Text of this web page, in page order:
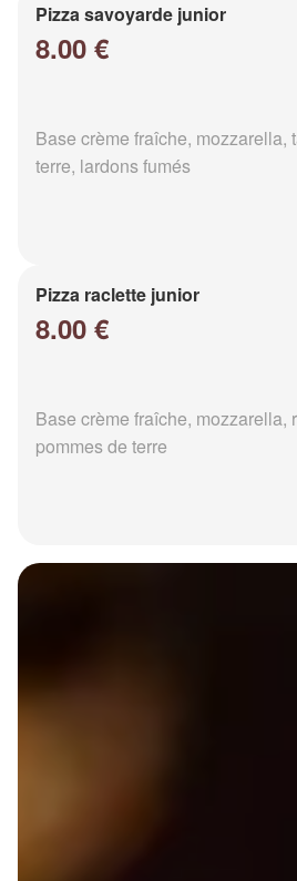
Pizza savoyarde junior
8.00 €
Base crème fraîche, mozzarella,
terre, lardons fumés
Pizza raclette junior
8.00 €
Base crème fraîche, mozzarella,
pommes de terre